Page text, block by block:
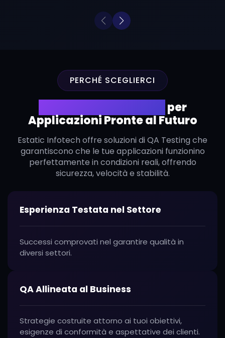
PERCHÉ SCEGLIERCI
per
Applicazioni Pronte al Futuro
Estatic Infotech offre soluzioni di QA Testing che
garantiscono che le tue applicazioni funzionino
perfettamente in condizioni reali, offrendo
sicurezza, velocità e stabilità.
Esperienza Testata nel Settore
Successi comprovati nel garantire qualità in
diversi settori.
QA Allineata al Business
Strategie costruite attorno ai tuoi obiettivi,
esigenze di conformità e aspettative dei clienti.